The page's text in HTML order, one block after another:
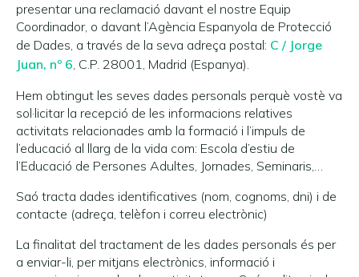
presentar una reclamació davant el nostre Equip
Coordinador, o davant l’Agència Espanyola de Protecció
de Dades, a través de la seva adreça postal: C / Jorge
Juan, nº 6, C.P. 28001, Madrid (Espanya).
Hem obtingut les seves dades personals perquè vostè va
sol·licitar la recepció de les informacions relatives
activitats relacionades amb la formació i l’impuls de
l’educació al llarg de la vida com: Escola d’estiu de
l’Educació de Persones Adultes, Jornades, Seminaris,…
Saó tracta dades identificatives (nom, cognoms, dni) i de
contacte (adreça, telèfon i correu electrònic)
La finalitat del tractament de les dades personals és per
a enviar-li, per mitjans electrònics, informació i